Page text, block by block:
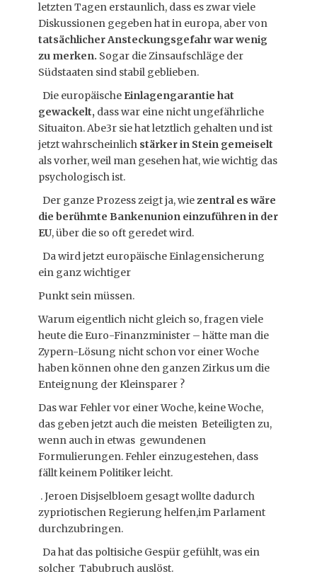
letzten Tagen erstaunlich, dass es zwar viele
Diskussionen gegeben hat in europa, aber von
tatsächlicher Ansteckungsgefahr war wenig
zu merken. Sogar die Zinsaufschläge der
Südstaaten sind stabil geblieben.
Die europäische Einlagengarantie hat
gewackelt, dass war eine nicht ungefährliche
Situaiton. Abe3r sie hat letztlich gehalten und ist
jetzt wahrscheinlich stärker in Stein gemeiselt
als vorher, weil man gesehen hat, wie wichtig das
psychologisch ist.
Der ganze Prozess zeigt ja, wiezentral es wäre
die berühmte Bankenunion einzuführen in der
EU, über die so oft geredet wird.
Da wird jetzt europäische Einlagensicherung
ein ganz wichtiger
Punkt sein müssen.
Warum eigentlich nicht gleich so, fragen viele
heute die Euro-Finanzminister – hätte man die
Zypern-Lösung nicht schon vor einer Woche
haben können ohne den ganzen Zirkus um die
Enteignung der Kleinsparer ?
Das war Fehler vor einer Woche, keine Woche,
das geben jetzt auch die meisten Beteiligten zu,
wenn auch in etwas gewundenen
Formulierungen. Fehler einzugestehen, dass
fällt keinem Politiker leicht.
. Jeroen Disjselbloem gesagt wollte dadurch
zypriotischen Regierung helfen,im Parlament
durchzubringen.
Da hat das poltisiche Gespür gefühlt, was ein
solcher Tabubruch auslöst.